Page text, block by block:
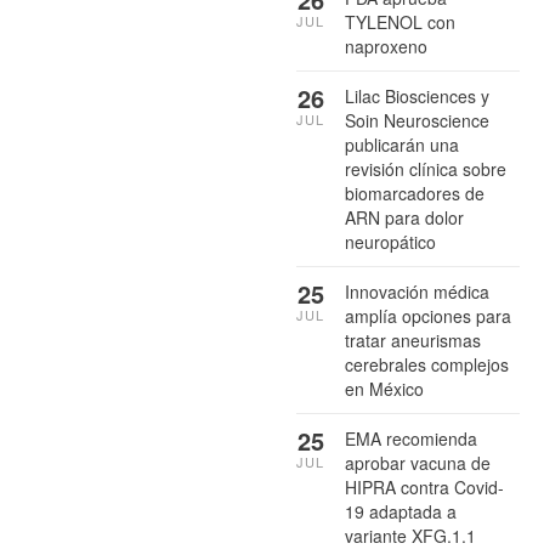
TYLENOL con
naproxeno
JUL
Lilac Biosciences y
Soin Neuroscience
publicarán una
revisión clínica sobre
biomarcadores de
ARN para dolor
neuropático
26
JUL
Innovación médica
amplía opciones para
tratar aneurismas
cerebrales complejos
en México
25
JUL
EMA recomienda
aprobar vacuna de
HIPRA contra Covid-
19 adaptada a
variante XFG.1.1
25
JUL